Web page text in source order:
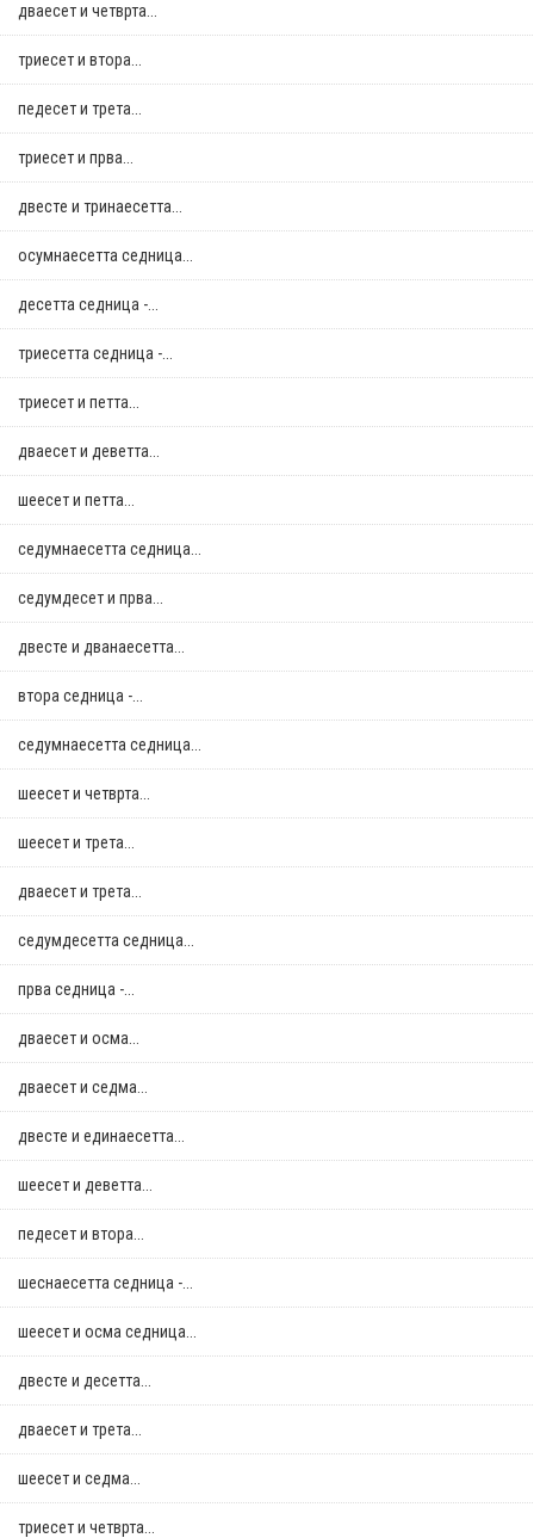
дваесет и четврта...
триесет и втора...
педесет и трета...
триесет и прва...
двестe и тринаесетта...
осумнaесетта седница...
десетта седница -...
триесетта седница -...
триесет и петта...
дваесет и деветта...
шеесет и петта...
седумнаесетта седница...
седумдесет и прва...
двестe и дванаесетта...
втора седница -...
седумнаесетта седница...
шеесет и четврта...
шеесет и трета...
дваесет и трета...
седумдесетта седница...
прва седница -...
дваесет и осма...
дваесет и седма...
двестe и единаесетта...
шеесет и деветта...
педесет и втора...
шеснаесетта седница -...
шеесет и осма седница...
двестe и десетта...
дваесет и трета...
шеесет и седма...
триесет и четврта...